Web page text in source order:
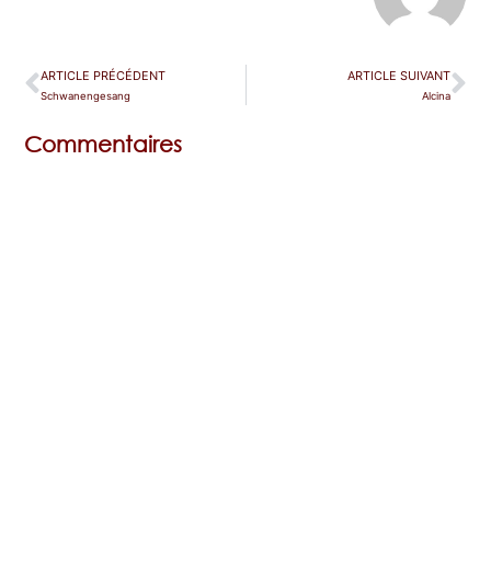
ARTICLE PRÉCÉDENT
Schwanengesang
ARTICLE SUIVANT
Alcina
Commentaires